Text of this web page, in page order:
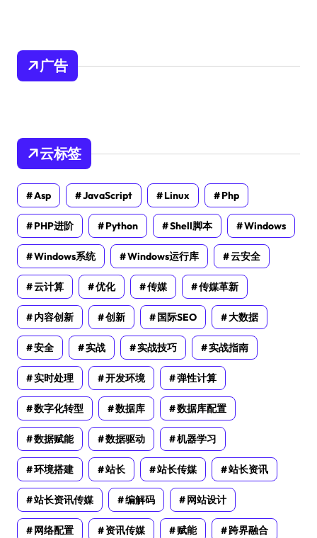
广告
云标签
Asp JavaScript Linux Php
PHP进阶 Python Shell脚本 Windows
Windows系统 Windows运行库 云安全
云计算 优化 传媒 传媒革新
内容创新 创新 国际SEO 大数据
安全 实战 实战技巧 实战指南
实时处理 开发环境 弹性计算
数字化转型 数据库 数据库配置
数据赋能 数据驱动 机器学习
环境搭建 站长 站长传媒 站长资讯
站长资讯传媒 编解码 网站设计
网络配置 资讯传媒 赋能 跨界融合